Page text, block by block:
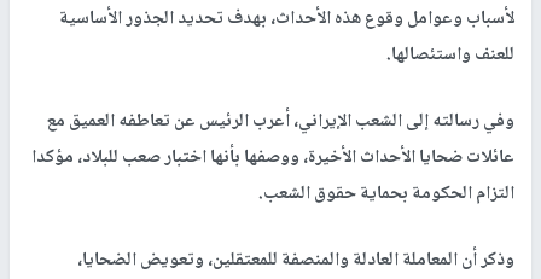
لأسباب وعوامل وقوع هذه الأحداث، بهدف تحديد الجذور الأساسية
للعنف واستئصالها.
وفي رسالته إلى الشعب الإيراني، أعرب الرئيس عن تعاطفه العميق مع
عائلات ضحايا الأحداث الأخيرة، ووصفها بأنها اختبار صعب للبلاد، مؤكدا
التزام الحكومة بحماية حقوق الشعب.
وذكر أن المعاملة العادلة والمنصفة للمعتقلين، وتعويض الضحايا،